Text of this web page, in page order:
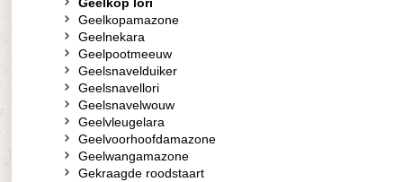
Geelkopamazone
Geelnekara
Geelpootmeeuw
Geelsnavelduiker
Geelsnavellori
Geelsnavelwouw
Geelvleugelara
Geelvoorhoofdamazone
Geelwangamazone
Gekraagde roodstaart